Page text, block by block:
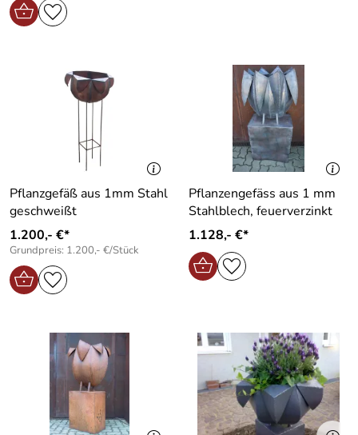
Pflanzgefäß aus 1mm Stahl
geschweißt
1.200,- €*
Grundpreis: 1.200,- €/Stück
Pflanzengefäss aus 1 mm
Stahlblech, feuerverzinkt
1.128,- €*